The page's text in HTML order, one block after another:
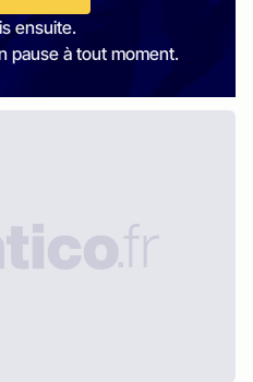
ensuite.
pause à tout moment.